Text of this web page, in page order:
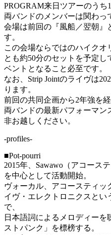
PROGRAM来日ツアーのう
両バンドのメンバーは関わっ
会場は前回の『風船／翌朝』
す。
この会場ならではのハイクオ
とも約50分のセットを予定
ベントとなること必至です。
なお、Strip Jointのライヴは
ります。
前回の共同企画から2年強を
両バンドの最新パフォーマン
非お越しください。
-profiles-
■Pot-pourri
2015年、Sawawo（アコース
を中心として活動開始。
ヴォーカル、アコースティッ
イヴ・エレクトロニクスと
で、
日本語詞によるメロディー
ストパンク」を標榜する。